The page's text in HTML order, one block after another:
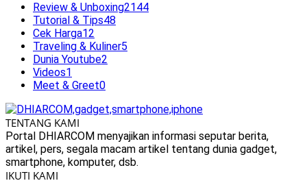
Review & Unboxing2144
Tutorial & Tips48
Cek Harga12
Traveling & Kuliner5
Dunia Youtube2
Videos1
Meet & Greet0
TENTANG KAMI
Portal DHIARCOM menyajikan informasi seputar berita,
artikel, pers, segala macam artikel tentang dunia gadget,
smartphone, komputer, dsb.
IKUTI KAMI